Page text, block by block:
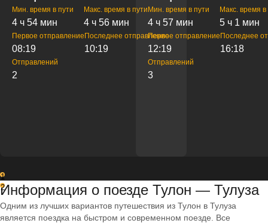
Мин. время в пути
4 ч 54 мин
Макс. время в пути
4 ч 56 мин
Первое отправление
08:19
Последнее отправление
10:19
Отправлений
2
Мин. время в пути
4 ч 57 мин
Макс. время в
5 ч 1 мин
Первое отправление
12:19
Последнее
16:18
Отправлений
3
1
2
Информация о поезде Тулон — Тулуза
Одним из лучших вариантов путешествия из Тулон в Тулуза
является поездка на быстром и современном поезде. Все